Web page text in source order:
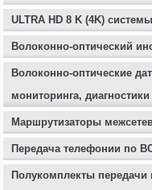
ULTRA HD 8 K (4K) системы
Волоконно-оптический
Волоконно-оптические
мониторинга,
Маршрутизаторы
Передача телефонии по
Полукомплекты передачи